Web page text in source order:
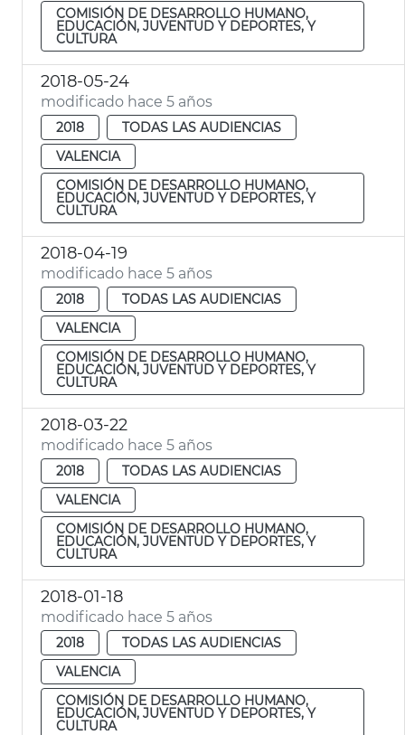
COMISIÓN DE DESARROLLO HUMANO,
EDUCACIÓN, JUVENTUD Y DEPORTES, Y
CULTURA
2018-05-24
modificado hace 5 años
2018
TODAS LAS AUDIENCIAS
VALENCIA
COMISIÓN DE DESARROLLO HUMANO,
EDUCACIÓN, JUVENTUD Y DEPORTES, Y
CULTURA
2018-04-19
modificado hace 5 años
2018
TODAS LAS AUDIENCIAS
VALENCIA
COMISIÓN DE DESARROLLO HUMANO,
EDUCACIÓN, JUVENTUD Y DEPORTES, Y
CULTURA
2018-03-22
modificado hace 5 años
2018
TODAS LAS AUDIENCIAS
VALENCIA
COMISIÓN DE DESARROLLO HUMANO,
EDUCACIÓN, JUVENTUD Y DEPORTES, Y
CULTURA
2018-01-18
modificado hace 5 años
2018
TODAS LAS AUDIENCIAS
VALENCIA
COMISIÓN DE DESARROLLO HUMANO,
EDUCACIÓN, JUVENTUD Y DEPORTES, Y
CULTURA